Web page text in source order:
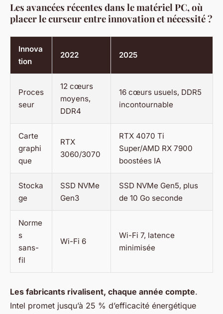
Les avancées récentes dans le matériel PC, où
placer le curseur entre innovation et nécessité ?
Innova
tion
2022 2025
Proces
seur
12 cœurs
moyens,
DDR4
16 cœurs usuels, DDR5
incontournable
Carte
graphi
que
RTX
3060/3070
RTX 4070 Ti
Super/AMD RX 7900
boostées IA
Stocka
ge
SSD NVMe
Gen3
SSD NVMe Gen5, plus
de 10 Go seconde
Norme
s
sans-
fil
Wi-Fi 6
Wi-Fi 7, latence
minimisée
Les fabricants rivalisent, chaque année compte.
Intel promet jusqu’à 25 % d’efficacité énergétique